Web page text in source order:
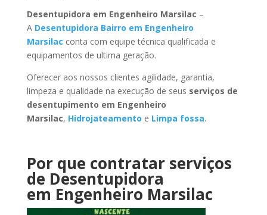
Desentupidora em Engenheiro Marsilac –
A Desentupidora Bairro em Engenheiro
Marsilac conta com equipe técnica qualificada e
equipamentos de ultima geração.
Oferecer aos nossos clientes agilidade, garantia,
limpeza e qualidade na execução de seus serviços de
desentupimento em Engenheiro
Marsilac, Hidrojateamento e Limpa fossa.
Por que contratar serviços
de Desentupidora
em Engenheiro Marsilac